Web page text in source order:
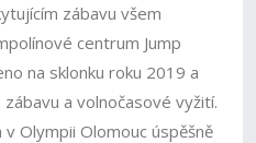
zábavu všem
centrum Jump
na sklonku roku 2019 a
a volnočasové vyžití.
Olympii Olomouc úspěšně